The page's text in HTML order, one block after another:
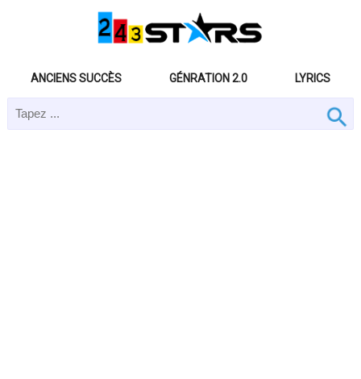
ANCIENS SUCCÈS GÉNRATION 2.0 LYRICS